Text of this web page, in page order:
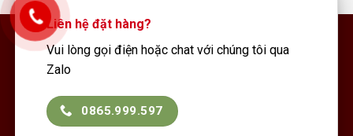
Liên hệ đặt hàng?
Vui lòng gọi điện hoặc chat với chúng tôi qua
Zalo
0865.999.597